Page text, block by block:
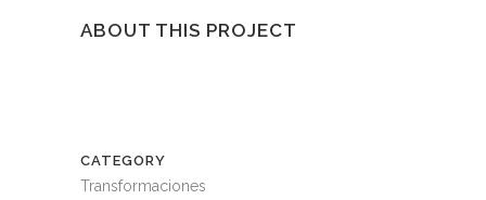
ABOUT THIS PROJECT
CATEGORY
Transformaciones